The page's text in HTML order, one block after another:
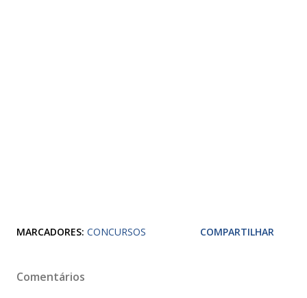
MARCADORES: CONCURSOS COMPARTILHAR
Comentários